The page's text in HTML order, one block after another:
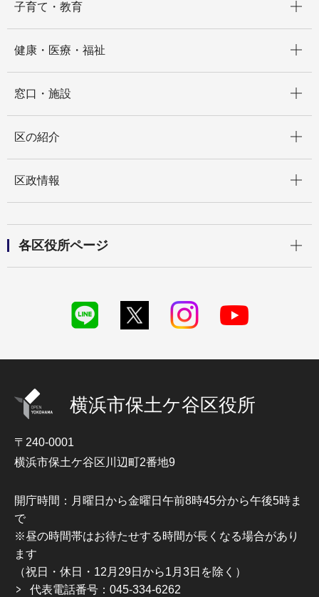
子育て・教育
健康・医療・福祉
窓口・施設
区の紹介
区政情報
各区役所ページ
横浜市保土ケ谷区役所
〒240-0001
横浜市保土ケ谷区川辺町2番地9
開庁時間：月曜日から金曜日午前8時45分から午後5時ま
で
※昼の時間帯はお待たせする時間が長くなる場合があり
ます
（祝日・休日・12月29日から1月3日を除く）
代表電話番号：045-334-6262